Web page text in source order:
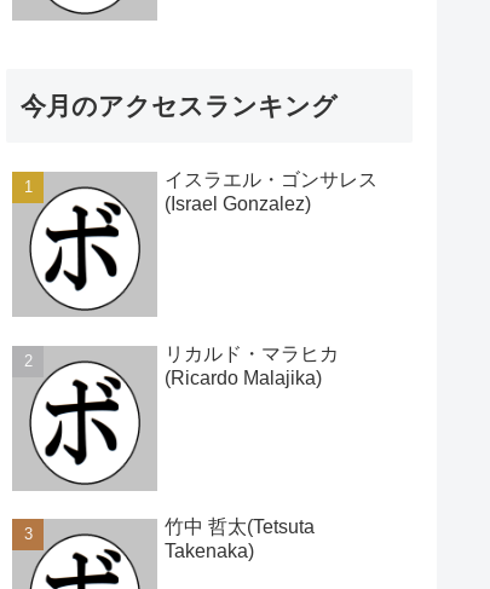
今月のアクセスランキング
イスラエル・ゴンサレス
(Israel Gonzalez)
リカルド・マラヒカ
(Ricardo Malajika)
竹中 哲太(Tetsuta
Takenaka)